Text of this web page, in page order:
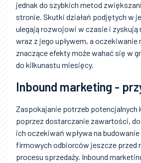
jednak do szybkich metod
stronie. Skutki działań podjętych w
ulegają rozwojowi w czasie i zyskują
wraz z jego upływem, a oczekiwanie
znaczące efekty może wahać się w
do kilkunastu miesięcy.
Inbound marketing -
Zaspokajanie potrzeb potencjalnych
poprzez dostarczanie zawartości,
ich oczekiwań wpływa na
firmowych odbiorców jeszcze przed
procesu sprzedaży. Inbound